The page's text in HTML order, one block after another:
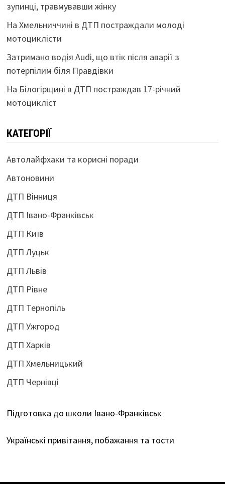
зупинці, травмувавши жінку
На Хмельниччині в ДТП постраждали молоді
мотоциклісти
Затримано водія Audi, що втік після аварії з
потерпілим біля Правдівки
На Білогірщині в ДТП постраждав 17-річний
мотоцикліст
КАТЕГОРІЇ
Автолайфхаки та корисні поради
Автоновини
ДТП Вінниця
ДТП Івано-Франківськ
ДТП Київ
ДТП Луцьк
ДТП Львів
ДТП Рівне
ДТП Тернопіль
ДТП Ужгород
ДТП Харків
ДТП Хмельницький
ДТП Чернівці
Підготовка до школи Івано-Франківськ
Українські привітання, побажання та тости